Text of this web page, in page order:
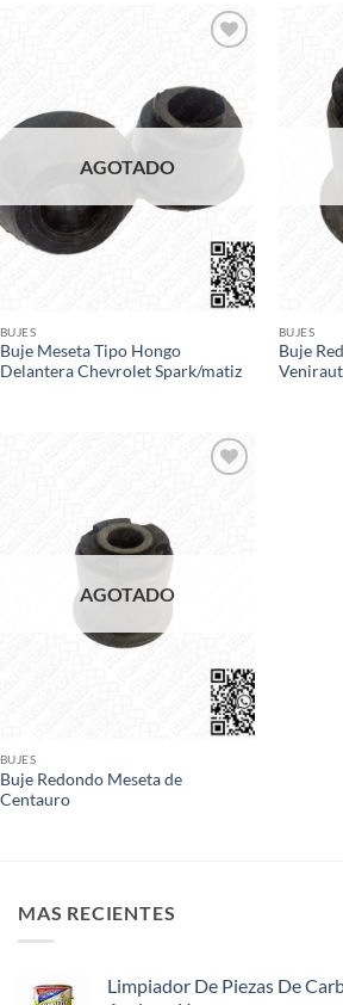
AGOTADO
BUJES
Buje Meseta Tipo Hongo
Delantera Chevrolet Spark/matiz
BUJES
Buje
AGOTADO
BUJES
Buje Redondo Meseta de
Centauro
MAS RECIENTES
Limpiador De Piezas De